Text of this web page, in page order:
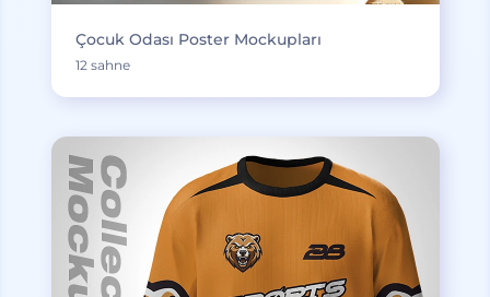
Çocuk Odası Poster Mockupları
12 sahne